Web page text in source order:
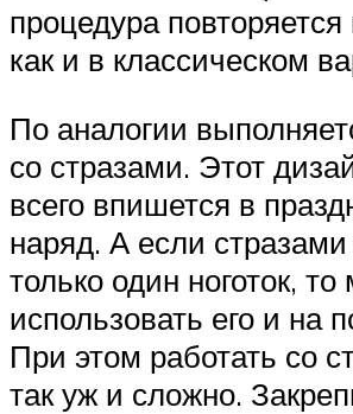
процедура повторяется
как и в классическом
По аналогии
со стразами. Этот
всего впишется в
наряд. А если
только один ноготок,
использовать его и на
При этом работать со
так уж и сложно.